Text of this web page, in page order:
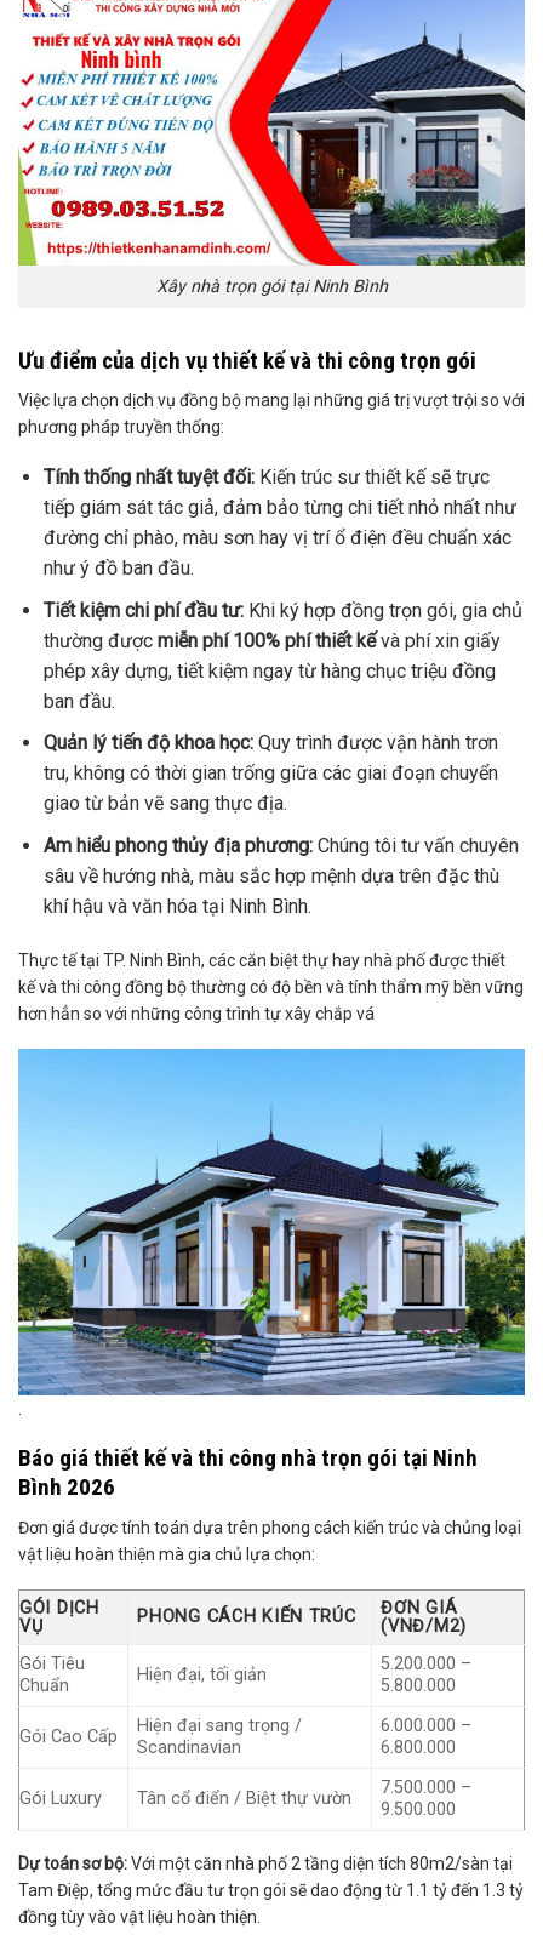
Xây nhà trọn gói tại Ninh Bình
Ưu điểm của dịch vụ thiết kế và thi công trọn gói
Việc lựa chọn dịch vụ đồng bộ mang lại những giá trị vượt trội so với
phương pháp truyền thống:
Tính thống nhất tuyệt đối:Kiến trúc sư thiết kế sẽ trực
tiếp giám sát tác giả, đảm bảo từng chi tiết nhỏ nhất như
đường chỉ phào, màu sơn hay vị trí ổ điện đều chuẩn xác
như ý đồ ban đầu.
Tiết kiệm chi phí đầu tư:Khi ký hợp đồng trọn gói, gia chủ
thường được miễn phí 100% phí thiết kếvà phí xin giấy
phép xây dựng, tiết kiệm ngay từ hàng chục triệu đồng
ban đầu.
Quản lý tiến độ khoa học:Quy trình được vận hành trơn
tru, không có thời gian trống giữa các giai đoạn chuyển
giao từ bản vẽ sang thực địa.
Am hiểu phong thủy địa phương:Chúng tôi tư vấn chuyên
sâu về hướng nhà, màu sắc hợp mệnh dựa trên đặc thù
khí hậu và văn hóa tại Ninh Bình.
Thực tế tại TP. Ninh Bình, các căn biệt thự hay nhà phố được thiết
kế và thi công đồng bộ thường có độ bền và tính thẩm mỹ bền vững
hơn hẳn so với những công trình tự xây chắp vá
Báo giá thiết kế và thi công nhà trọn gói tại Ninh
Bình 2026
Đơn giá được tính toán dựa trên phong cách kiến trúc và chủng loại
vật liệu hoàn thiện mà gia chủ lựa chọn:
GÓI DỊCH
VỤ
PHONG CÁCH KIẾN TRÚC
ĐƠN GIÁ
(VNĐ/M2)
Gói Tiêu
Chuẩn
Hiện đại, tối giản
5.200.000 –
5.800.000
Gói Cao Cấp
Hiện đại sang trọng /
Scandinavian
6.000.000 –
6.800.000
Gói Luxury Tân cổ điển / Biệt thự vườn
7.500.000 –
9.500.000
Dự toán sơ bộ:Với một căn nhà phố 2 tầng diện tích 80m2/sàn tại
Tam Điệp, tổng mức đầu tư trọn gói sẽ dao động từ 1.1 tỷ đến 1.3 tỷ
đồng tùy vào vật liệu hoàn thiện.